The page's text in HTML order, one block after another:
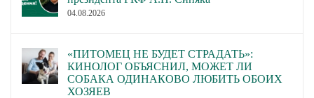
04.08.2026
«ПИТОМЕЦ НЕ БУДЕТ СТРАДАТЬ»:
КИНОЛОГ ОБЪЯСНИЛ, МОЖЕТ ЛИ
СОБАКА ОДИНАКОВО ЛЮБИТЬ ОБОИХ
ХОЗЯЕВ